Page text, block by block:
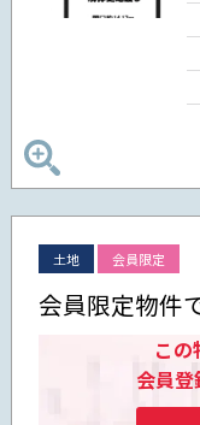
土地 会員限定
会員限定物件
この
会員登